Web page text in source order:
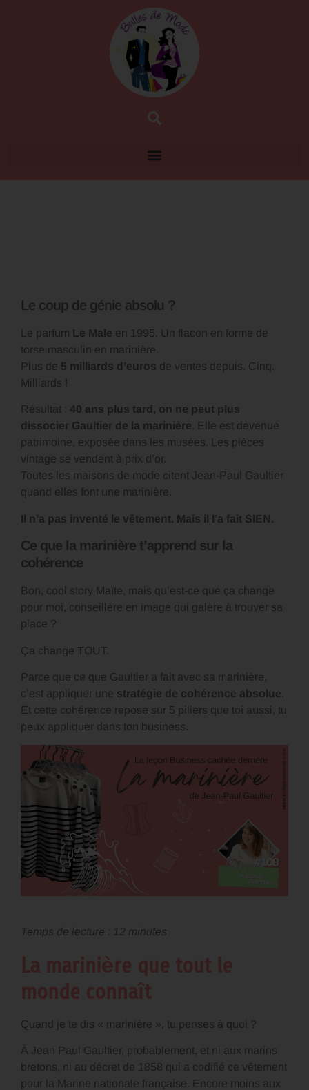
Le coup de génie absolu ?
Le parfum Le Male en 1995. Un flacon en forme de
torse masculin en marinière.
Plus de 5 milliards d’euros de ventes depuis. Cinq.
Milliards !
Résultat : 40 ans plus tard, on ne peut plus
dissocier Gaultier de la marinière . Elle est devenue
patrimoine, exposée dans les musées. Les pièces
vintage se vendent à prix d’or.
Toutes les maisons de mode citent Jean-Paul Gaultier
quand elles font une marinière.
Il n’a pas inventé le vêtement. Mais il l’a fait SIEN.
Ce que la marinière t’apprend sur la
cohérence
Bon, cool story Maïte, mais qu’est-ce que ça change
pour moi, conseillère en image qui galère à trouver sa
place ?
Ça change TOUT.
Parce que ce que Gaultier a fait avec sa marinière,
c’est appliquer une stratégie de cohérence absolue
Et cette cohérence repose sur 5 piliers que toi aussi, tu
peux appliquer dans ton business.
Temps de lecture : 12 minutes
La marinière que tout le
monde connaît
Quand je te dis « marinière », tu penses à quoi ?
À Jean Paul Gaultier, probablement, et ni aux marins
bretons, ni au décret de 1858 qui a codifié ce vêtement
pour la Marine nationale française. Encore moins aux